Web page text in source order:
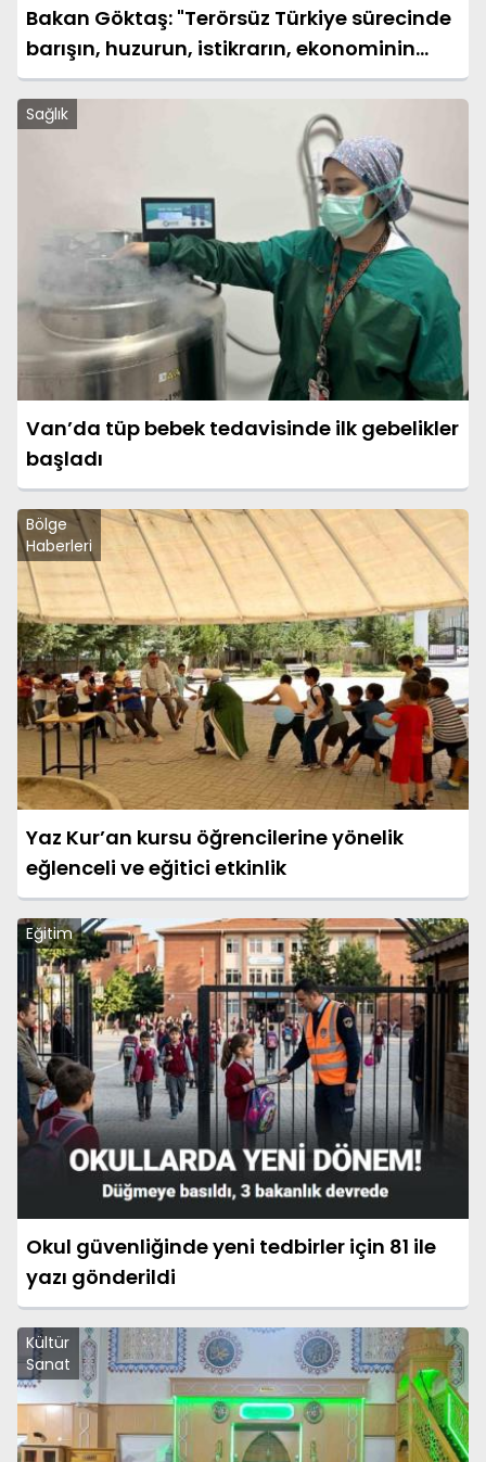
Bakan Göktaş: "Terörsüz Türkiye sürecinde
barışın, huzurun, istikrarın, ekonominin
güçlendiği bir Türkiye kurmak istiyoruz"
Sağlık
Van’da tüp bebek tedavisinde ilk gebelikler
başladı
Bölge
Haberleri
Yaz Kur’an kursu öğrencilerine yönelik
eğlenceli ve eğitici etkinlik
Eğitim
Okul güvenliğinde yeni tedbirler için 81 ile
yazı gönderildi
Kültür
Sanat